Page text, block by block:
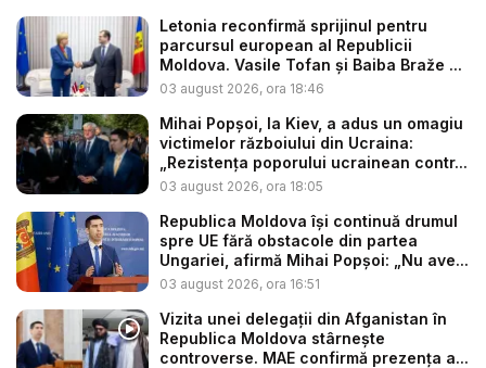
Letonia reconfirmă sprijinul pentru
parcursul european al Republicii
Moldova. Vasile Tofan și Baiba Braže ...
03 august 2026, ora 18:46
Mihai Popșoi, la Kiev, a adus un omagiu
victimelor războiului din Ucraina:
„Rezistența poporului ucrainean contr...
03 august 2026, ora 18:05
Republica Moldova își continuă drumul
spre UE fără obstacole din partea
Ungariei, afirmă Mihai Popșoi: „Nu ave...
03 august 2026, ora 16:51
Vizita unei delegații din Afganistan în
Republica Moldova stârnește
controverse. MAE confirmă prezența a...